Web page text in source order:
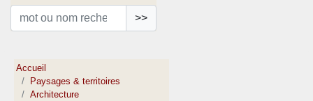
>>
Accueil
Paysages & territoires
Architecture